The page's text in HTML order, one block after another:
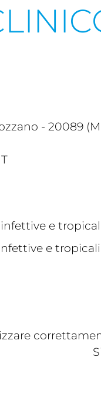
- 20089
e
e